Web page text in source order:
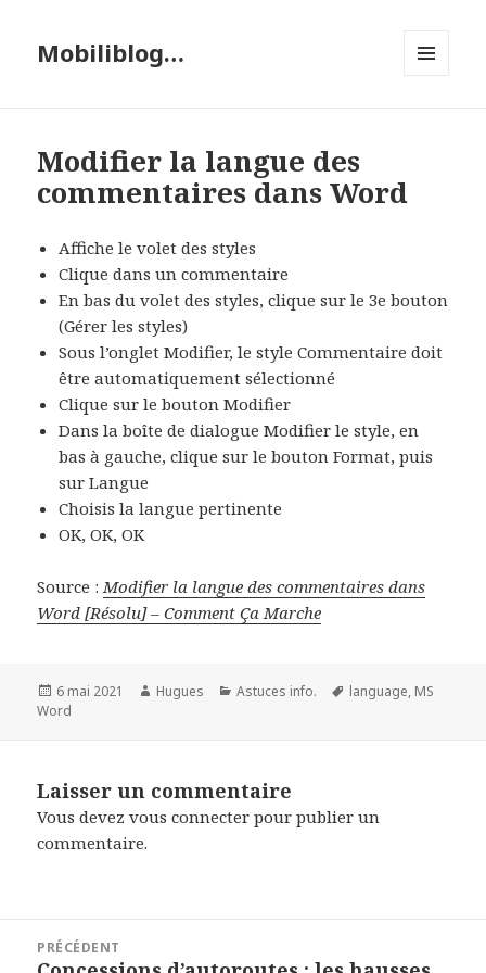
Mobiliblog…
Modifier la langue des
commentaires dans Word
Affiche le volet des styles
Clique dans un commentaire
En bas du volet des styles, clique sur le 3e bouton
(Gérer les styles)
Sous l’onglet Modifier, le style Commentaire doit
être automatiquement sélectionné
Clique sur le bouton Modifier
Dans la boîte de dialogue Modifier le style, en
bas à gauche, clique sur le bouton Format, puis
sur Langue
Choisis la langue pertinente
OK, OK, OK
Source :Modifier la langue des commentaires dans
Word [Résolu] – Comment Ça Marche
Publié
le
6 mai 2021 Auteur
Hugues Catégories
Astuces info.
Mots-
language, MS
Word
Laisser un commentaire
Vous devezvous connecter pour publier un
commentaire.
PRÉCÉDENT